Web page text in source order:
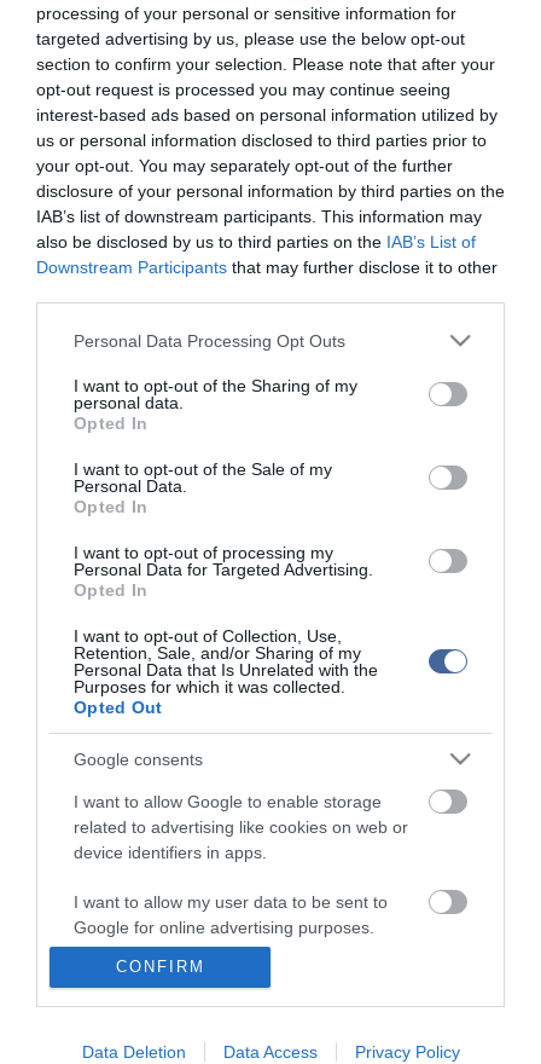
processing of your personal or sensitive information for
targeted advertising by us, please use the below opt-out
section to confirm your selection. Please note that after your
opt-out request is processed you may continue seeing
interest-based ads based on personal information utilized by
us or personal information disclosed to third parties prior to
your opt-out. You may separately opt-out of the further
disclosure of your personal information by third parties on the
IAB’s list of downstream participants. This information may
also be disclosed by us to third parties on the IAB’s List of
Downstream Participants that may further disclose it to other
Please note that this website/app uses one or more Google
not limited to your visit or usage behaviour. You may click to
grant or deny consent to Google and its third-party tags to
use your data for below specified purposes in below Google
consent section.
Personal Data Processing Opt Outs
I want to opt-out of the Sharing of my
personal data.
Opted In
I want to opt-out of the Sale of my
Personal Data.
Opted In
I want to opt-out of processing my
Personal Data for Targeted Advertising.
Opted In
I want to opt-out of Collection, Use,
Retention, Sale, and/or Sharing of my
Personal Data that Is Unrelated with the
Purposes for which it was collected.
Opted Out
Google consents
I want to allow Google to enable storage
related to advertising like cookies on web or
device identifiers in apps.
I want to allow my user data to be sent to
Google for online advertising purposes.
I want to allow Google to send me
personalized advertising.
I want to allow Google to enable storage
CONFIRM
Data Deletion Data Access Privacy Policy
középvállalkozások (kkv) 2009-2010-es helyzetéről szóló jelentést,
valamint az atomenergia magyarországi felhasználásának 2009-
2011 közötti biztonsági tapasztalatairól szóló beszámolót.
Szavazás várható a trafiktörvény módosításáról, amelyben
Németh Lászlóné nemzeti fejlesztési miniszter azt kezdeményezi,
hogy a nemzeti dohányboltok szeszes italt, energiaitalt, kávét,
ásványvizet, üdítőitalt, valamint újságot is árulhassanak, és akár
már májusban megkezdhessék a működésüket. Az előterjesztést
abban az esetben fogadhatják el már hétfőn, ha egyetlen addig
benyújtott módosító javaslat sem kapja meg a parlamenti többség
támogatását.
Ezt követően három magánvádas mentelmi ügyben kell döntenie a
Háznak, köztük Orbán Viktor miniszterelnök mentelmi jogának
felfüggesztéséről is, amelyet a budapesti XX., XXI., XXIII. kerületi
bíróság kért. Az Országgyűlés mentelmi bizottsága erről szóló
határozati javaslatában nem részletezi az ügyet, a testület csupán
annyit ír, hogy a feljelentésből nem tudták egyértelműen
sem. Tájékoztatásuk szerint a bizottsági tagok "értetlenségüknek
adtak hangot", miként kerülhetett mentelmi ügyként tárgyalásra
egy "lényegileg értelmezhetetlen feljelentés". A testület ezért az
kifogásolta a feljelentést, továbbá segítséget kért a hasonló ügyek
elkerüléséhez.
Az Országgyűlés szavazhat még a fideszes Szekó József és a
jobbikos Novák Előd mentelmi ügyéről is. Ezt követően több,
korábban tárgyalni kezdett javaslat vitája folytatódhat, majd utolsó
napirendi pontként, várhatóan a késő esti órákban kerül terítékre a
Magyar Művészeti Akadémia működésével kapcsolatos
ingyenesen átengedné a szervezetnek.
Kapcsolódó írások:
Tiltakozik a dohánybolt új értelmezése ellen a Magyar
Bevásárlóközpontok Szövetsége